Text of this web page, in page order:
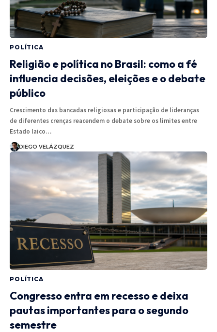
POLÍTICA
Religião e política no Brasil: como a fé
influencia decisões, eleições e o debate
público
Crescimento das bancadas religiosas e participação de lideranças
de diferentes crenças reacendem o debate sobre os limites entre
Estado laico…
DIEGO VELÁZQUEZ
POLÍTICA
Congresso entra em recesso e deixa
pautas importantes para o segundo
semestre